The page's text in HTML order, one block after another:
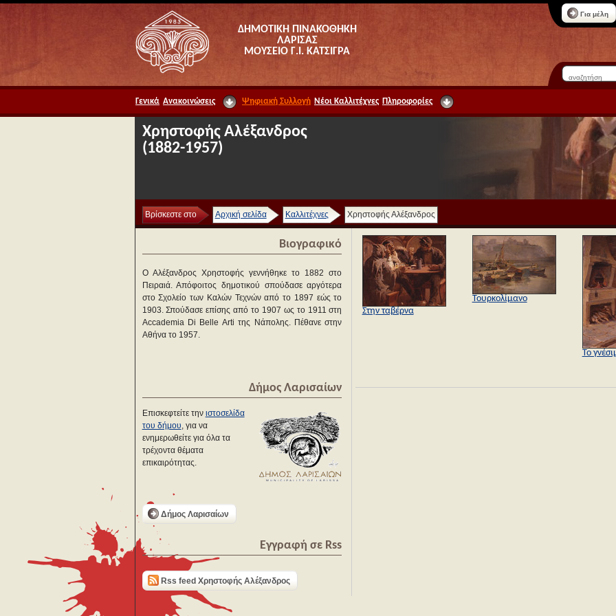
ΔΗΜΟΤΙΚΗ ΠΙΝΑΚΟΘΗΚΗ
ΛΑΡΙΣΑΣ
ΜΟΥΣΕΙΟ Γ.Ι. ΚΑΤΣΙΓΡΑ
Για μέλη
Γενικά Ανακοινώσεις Ψηφιακή Συλλογή Νέοι Καλλιτέχνες Πληροφορίες
Χρηστοφής Αλέξανδρος
(1882-1957)
Βρίσκεστε στο Αρχική σελίδα Καλλιτέχνες Χρηστοφής Αλέξανδρος
Βιογραφικό
Ο Αλέξανδρος Χρηστοφής γεννήθηκε το 1882 στο
Πειραιά. Απόφοιτος δημοτικού σπούδασε αργότερα
στο Σχολείο των Καλών Τεχνών από το 1897 εώς το
1903. Σπούδασε επίσης από το 1907 ως το 1911 στη
Accademia Di Belle Arti της Νάπολης. Πέθανε στην
Αθήνα το 1957.
Δήμος Λαρισαίων
Επισκεφτείτε την ιστοσελίδα
του δήμου, για να
ενημερωθείτε για όλα τα
τρέχοντα θέματα
επικαιρότητας.
Δήμος Λαρισαίων
Εγγραφή σε Rss
Rss feed Χρηστοφής Αλέξανδρος
Στην ταβέρνα
Τουρκολίμανο
Το